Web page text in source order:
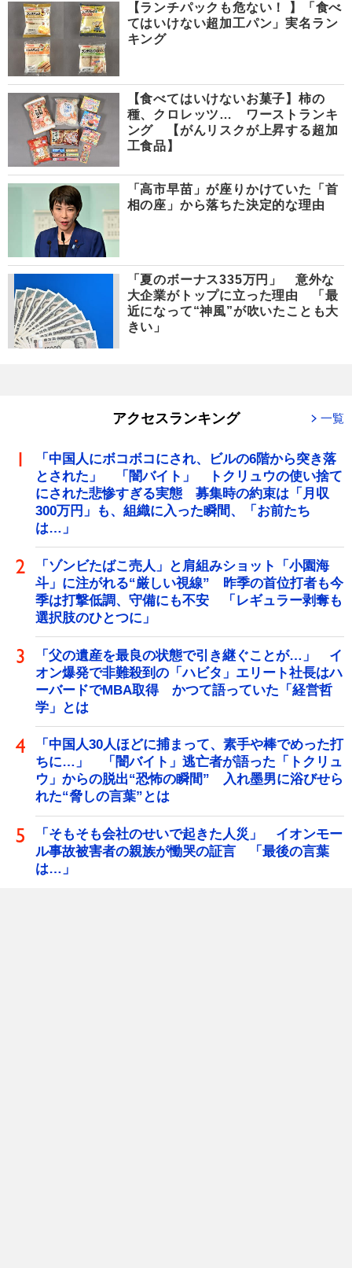
【ランチパックも危ない！ 】「食べ
てはいけない超加工パン」実名ラン
キング
【食べてはいけないお菓子】柿の
種、クロレッツ… ワーストランキ
ング 【がんリスクが上昇する超加
工食品】
「高市早苗」が座りかけていた「首
相の座」から落ちた決定的な理由
「夏のボーナス335万円」 意外な
大企業がトップに立った理由 「最
近になって“神風”が吹いたことも大
きい」
アクセスランキング 一覧
「中国人にボコボコにされ、ビルの6階から突き落
とされた」 「闇バイト」 トクリュウの使い捨て
にされた悲惨すぎる実態 募集時の約束は「月収
300万円」も、組織に入った瞬間、「お前たち
は…」
「ゾンビたばこ売人」と肩組みショット「小園海
斗」に注がれる“厳しい視線” 昨季の首位打者も今
季は打撃低調、守備にも不安 「レギュラー剥奪も
選択肢のひとつに」
「父の遺産を最良の状態で引き継ぐことが…」 イ
オン爆発で非難殺到の「ハビタ」エリート社長はハ
ーバードでMBA取得 かつて語っていた「経営哲
学」とは
「中国人30人ほどに捕まって、素手や棒でめった打
ちに…」 「闇バイト」逃亡者が語った「トクリュ
ウ」からの脱出“恐怖の瞬間” 入れ墨男に浴びせら
れた“脅しの言葉”とは
「そもそも会社のせいで起きた人災」 イオンモー
ル事故被害者の親族が慟哭の証言 「最後の言葉
は…」